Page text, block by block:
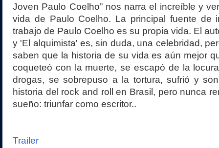
Joven Paulo Coelho” nos narra el increíble y
vida de Paulo Coelho. La principal fuente de
trabajo de Paulo Coelho es su propia vida. El
y 'El alquimista' es, sin duda, una celebridad,
saben que la historia de su vida es aún mejor
coqueteó con la muerte, se escapó de la
drogas, se sobrepuso a la tortura, sufrió y
historia del rock and roll en Brasil, pero nunca
sueño: triunfar como escritor..
Trailer